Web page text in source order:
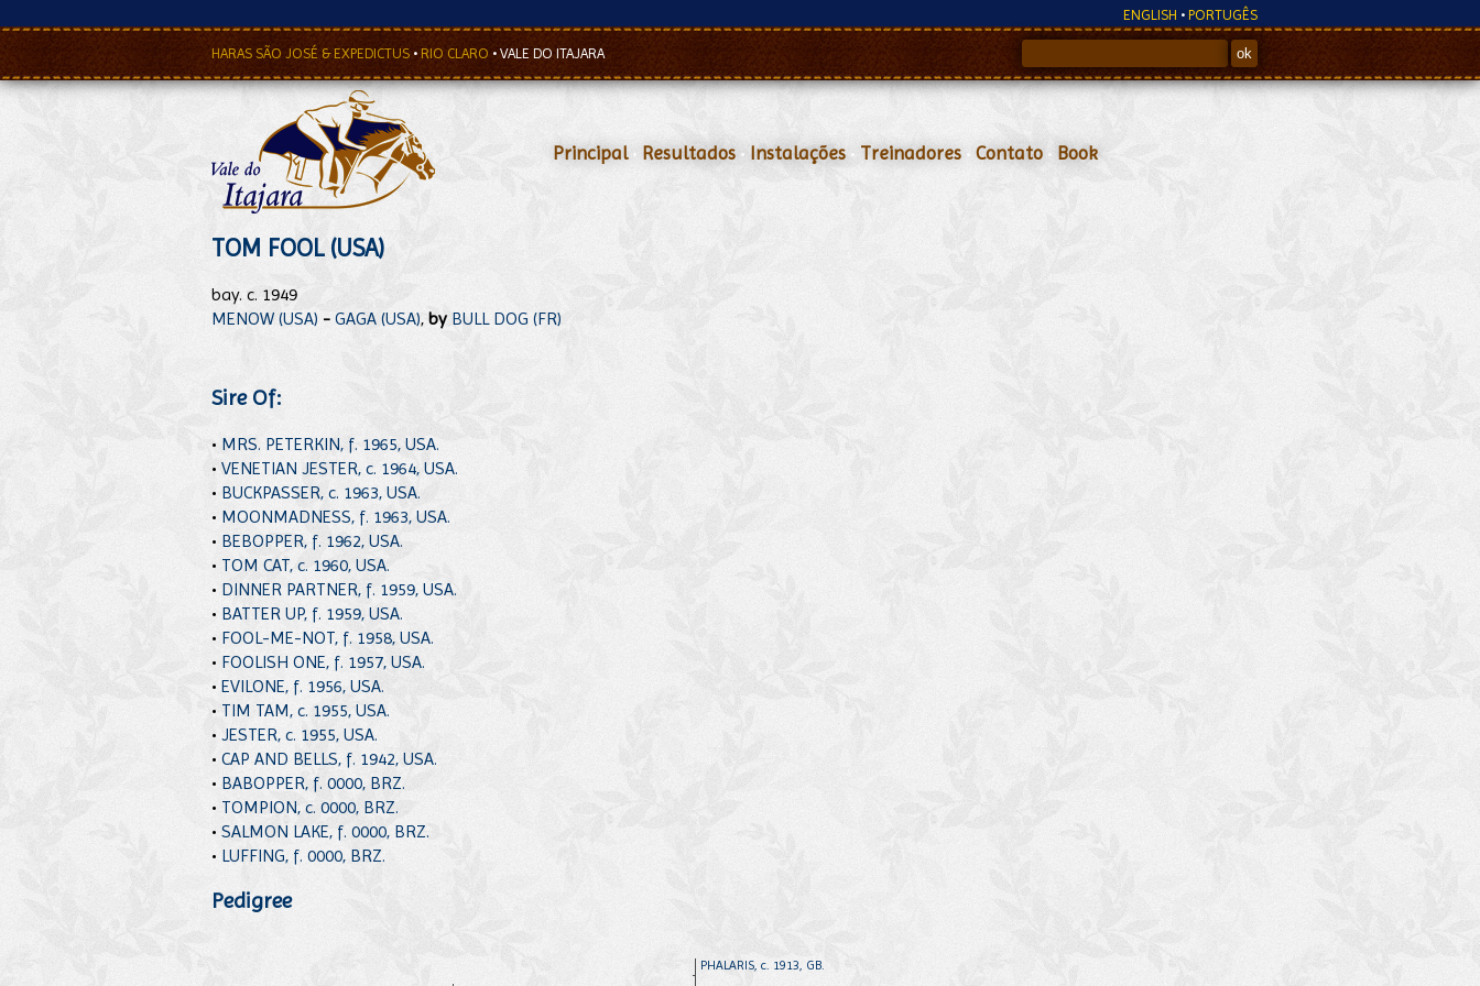
ENGLISH • PORTUGÊS
HARAS SÃO JOSÉ & EXPEDICTUS • RIO CLARO •VALE DO ITAJARA
Principal• Resultados • Instalações • Treinadores Contato • Book
TOM FOOL (USA)
bay. c. 1949
MENOW (USA) - GAGA (USA), by BULL DOG (FR)
Sire Of:
• MRS. PETERKIN, f. 1965, USA.
• VENETIAN JESTER, c. 1964, USA.
• BUCKPASSER, c. 1963, USA.
• MOONMADNESS, f. 1963, USA.
• BEBOPPER, f. 1962, USA.
• TOM CAT, c. 1960, USA.
• DINNER PARTNER, f. 1959, USA.
• BATTER UP, f. 1959, USA.
• FOOL-ME-NOT, f. 1958, USA.
• FOOLISH ONE, f. 1957, USA.
• EVILONE, f. 1956, USA.
• TIM TAM, c. 1955, USA.
• JESTER, c. 1955, USA.
• CAP AND BELLS, f. 1942, USA.
• BABOPPER, f. 0000, BRZ.
• TOMPION, c. 0000, BRZ.
• SALMON LAKE, f. 0000, BRZ.
• LUFFING, f. 0000, BRZ.
Pedigree
PHALARIS, c. 1913, GB.